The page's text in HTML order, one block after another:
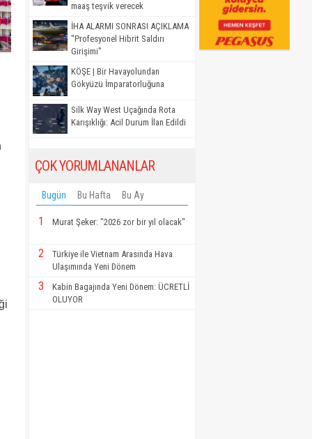
maaş teşvik verecek
İHA ALARMI SONRASI AÇIKLAMA
"Profesyonel Hibrit Saldırı
Girişimi"
KÖŞE | Bir Havayolundan
Gökyüzü İmparatorluğuna
Silk Way West Uçağında Rota
Karışıklığı: Acil Durum İlan Edildi
ÇOK YORUMLANANLAR
Bugün Bu Hafta Bu Ay
1 Murat Şeker: "2026 zor bir yıl olacak"
2
Türkiye ile Vietnam Arasında Hava
Ulaşımında Yeni Dönem
3
Kabin Bagajında Yeni Dönem: ÜCRETLİ
OLUYOR